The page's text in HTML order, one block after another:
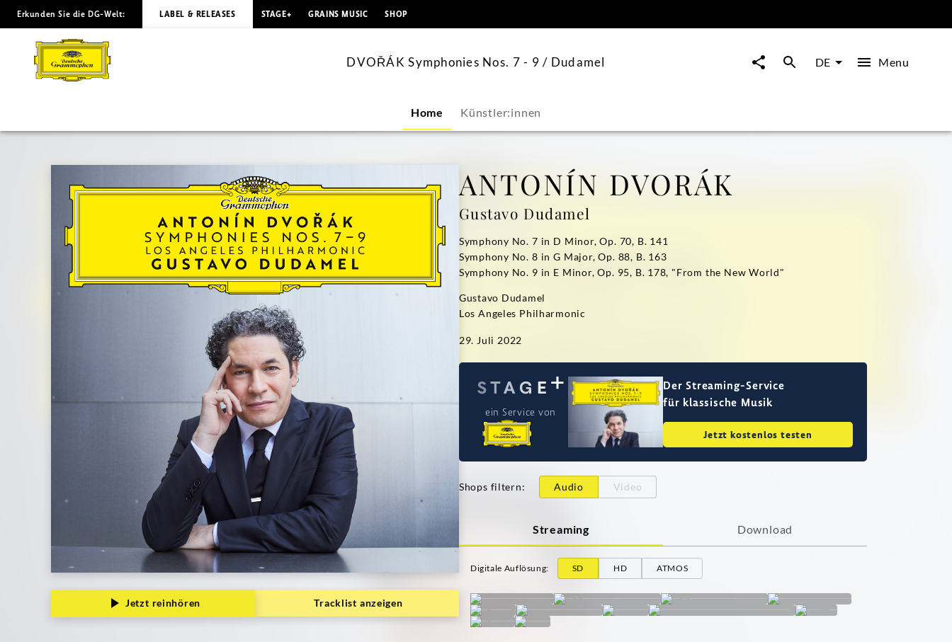
DVOŘÁK
Symphonies
7
Dudamel
Erkunden Sie die DG-Welt: LABEL & RELEASES STAGE+ GRAINS MUSIC SHOP
DVOŘÁK Symphonies Nos. 7 - 9 / Dudamel DE Menu
Home Künstler:innen
Jetzt reinhören Tracklist anzeigen
ANTONÍN DVORÁK
Gustavo Dudamel
Symphony No. 7 in D Minor, Op. 70, B. 141
Symphony No. 8 in G Major, Op. 88, B. 163
Symphony No. 9 in E Minor, Op. 95, B. 178, "From the New World"
Gustavo Dudamel
Los Angeles Philharmonic
29. Juli 2022
ein Service von
Der Streaming-Service
für klassische Musik
Jetzt kostenlos testen
Shops filtern: Audio Video
Streaming Download
Digitale Auflösung: SD HD ATMOS